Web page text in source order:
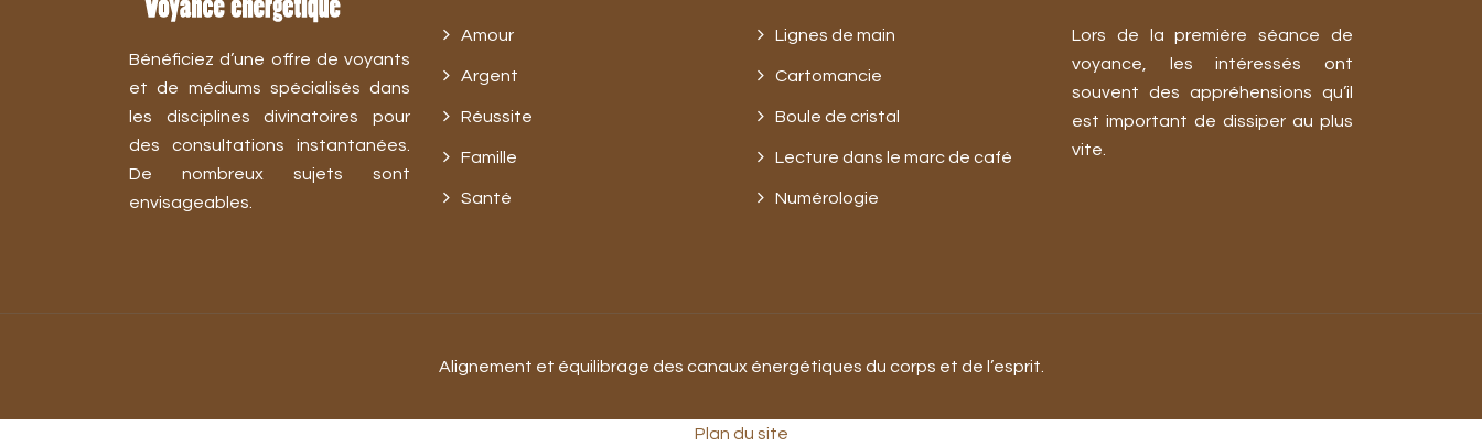
Bénéficiez d’une offre de voyants
et de médiums spécialisés dans
les disciplines divinatoires pour
des consultations instantanées.
De nombreux sujets sont
envisageables.
Amour
Argent
Réussite
Famille
Santé
Lignes de main
Cartomancie
Boule de cristal
Lecture dans le marc de café
Numérologie
Lors de la première séance de
voyance, les intéressés ont
souvent des appréhensions qu’il
est important de dissiper au plus
vite.
Alignement et équilibrage des canaux énergétiques du corps et de l’esprit.
Plan du site